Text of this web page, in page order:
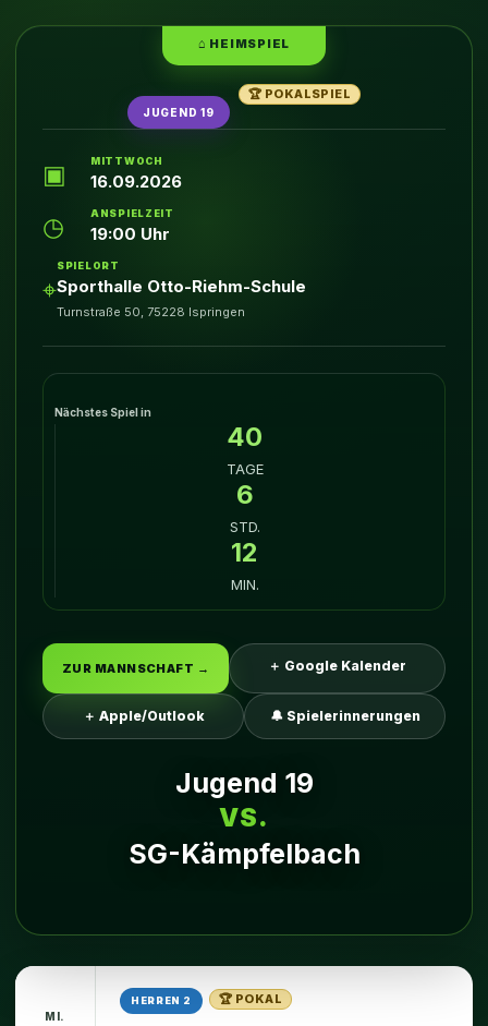
⌂ HEIMSPIEL
JUGEND 19
🏆 POKALSPIEL
Jugend 19
VS.
SG-Kämpfelbach
▣ MITTWOCH
16.09.2026
◷ ANSPIELZEIT
19:00 Uhr
⌖
SPIELORT
Sporthalle Otto-Riehm-Schule
Turnstraße 50, 75228 Ispringen
Nächstes Spiel in
40
TAGE
6
STD.
12
MIN.
ZUR MANNSCHAFT → ＋ Google Kalender
＋ Apple/Outlook 🔔 Spielerinnerungen
MI.
HERREN 2 🏆 POKAL